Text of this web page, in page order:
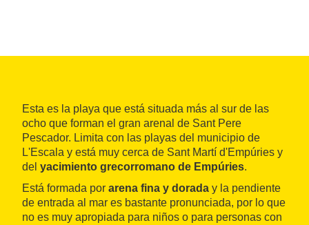
Esta es la playa que está situada más al sur de las
ocho que forman el gran arenal de Sant Pere
Pescador. Limita con las playas del municipio de
L'Escala y está muy cerca de Sant Martí d'Empúries y
del yacimiento grecorromano de Empúries.
Está formada por arena fina y dorada y la pendiente
de entrada al mar es bastante pronunciada, por lo que
no es muy apropiada para niños o para personas con